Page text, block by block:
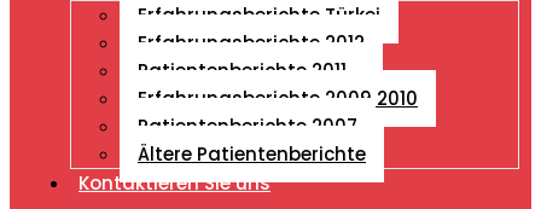
Erfahrungsberichte Türkei
Erfahrungsberichte 2012
Patientenberichte 2011
Erfahrungsberichte 2009 2010
Patientenberichte 2007
Ältere Patientenberichte
Kontaktieren Sie uns